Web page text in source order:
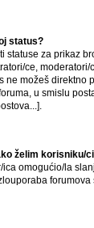
status?
statuse za prikaz
ce, moderatori/
ne možeš direktno
u smislu
želim korisniku/
omogućio/la